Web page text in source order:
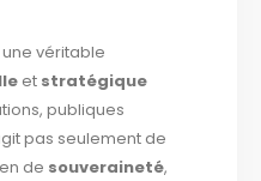
véritable
et stratégique
publiques
pas seulement de
de souveraineté,